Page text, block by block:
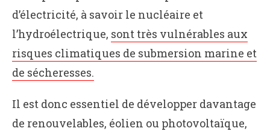
d’électricité, à savoir le nucléaire et
l’hydroélectrique, sont très vulnérables aux
risques climatiques de submersion marine et
de sécheresses.
Il est donc essentiel de développer davantage
de renouvelables, éolien ou photovoltaïque,